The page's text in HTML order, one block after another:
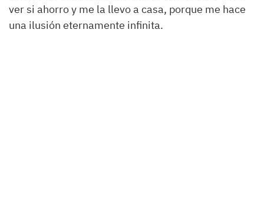
ver si ahorro y me la llevo a casa, porque me hace
una ilusión eternamente infinita.